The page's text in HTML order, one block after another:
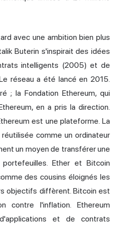
avec une ambition bien plus
Buterin s'inspirait des idées
intelligents (2005) et de
réseau a été lancé en 2015.
; la Fondation Ethereum, qui
en a pris la direction.
est une plateforme. La
comme un ordinateur
un moyen de transférer une
Ether et Bitcoin
des cousins éloignés les
objectifs diffèrent. Bitcoin est
contre l'inflation. Ethereum
et de contrats